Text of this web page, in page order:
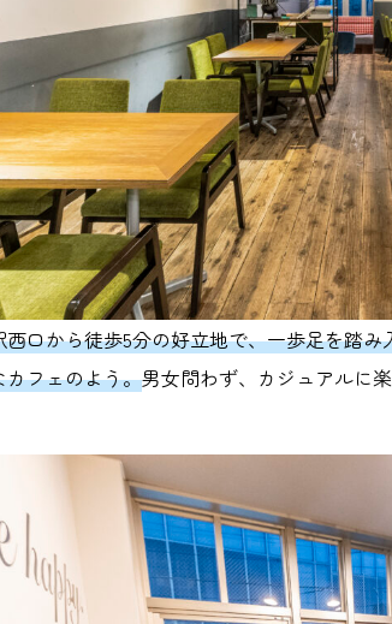
西口から徒歩5分の好立地で、一歩足を踏
カフェのよう。男女問わず、カジュアルに